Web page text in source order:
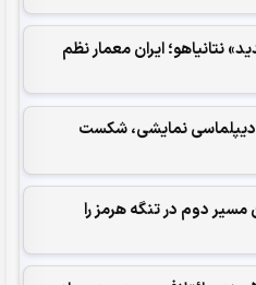
نتانیاهو؛ ایران معمار نظم
دیپلماسی نمایشی، شکست
دوم در تنگه هرمز را